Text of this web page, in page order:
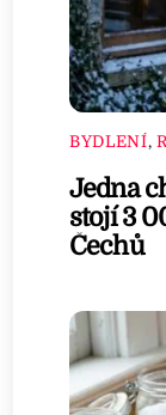
BYDLENÍ,
Jedna
stojí 3
Čechů